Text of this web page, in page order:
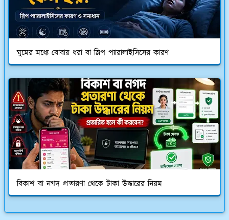
ঘুমের মধ্যে বোবায় ধরা বা স্লিপ প্যারালাইসিসের কারণ
বিকাশ বা নগদ প্রতারণা থেকে টাকা উদ্ধারের নিয়ম